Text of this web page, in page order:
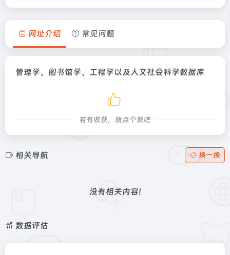
网址介绍 常见问题
管理学、图书馆学、工程学以及人文社会科学数据库
若有收获，就点个赞吧
相关导航 换一换
没有相关内容!
数据评估